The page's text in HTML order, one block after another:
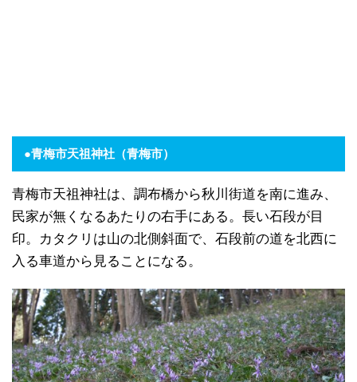
●青梅市天祖神社 （青梅市）
青梅市天祖神社は、調布橋から秋川街道を南に進み、
民家が無くなるあたりの右手にある。長い石段が目
印。カタクリは山の北側斜面で、石段前の道を北西に
入る車道から見ることになる。